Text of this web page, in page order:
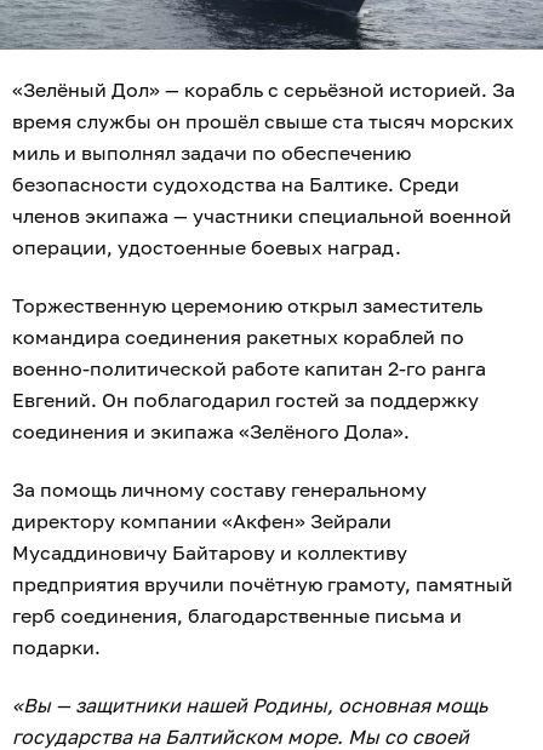
«Зелёный Дол» — корабль с серьёзной историей. За
время службы он прошёл свыше ста тысяч морских
миль и выполнял задачи по обеспечению
безопасности судоходства на Балтике. Среди
членов экипажа — участники специальной военной
операции, удостоенные боевых наград.
Торжественную церемонию открыл заместитель
командира соединения ракетных кораблей по
военно-политической работе капитан 2-го ранга
Евгений. Он поблагодарил гостей за поддержку
соединения и экипажа «Зелёного Дола».
За помощь личному составу генеральному
директору компании «Акфен» Зейрали
Мусаддиновичу Байтарову и коллективу
предприятия вручили почётную грамоту, памятный
герб соединения, благодарственные письма и
подарки.
«Вы — защитники нашей Родины, основная мощь
государства на Балтийском море. Мы со своей